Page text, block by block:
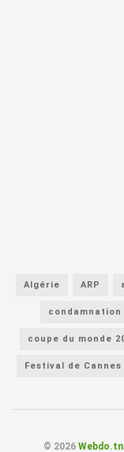
Algérie ARP
condamnation
coupe du monde
Festival de Cannes
© 2026 Webdo.tn